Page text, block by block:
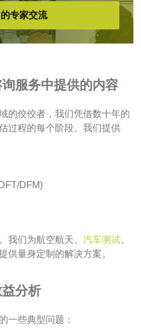
专家交流
服务中提供的内容
的佼佼者，我们凭借数十年的
过程的每个阶段。我们提供
DFM)
我们为航空航天、汽车测试
供量身定制的解决方案。
分析
一些典型问题：